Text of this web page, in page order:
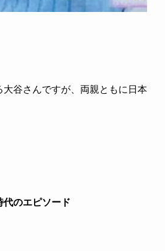
大谷さんですが、両親ともに日本
代のエピソード